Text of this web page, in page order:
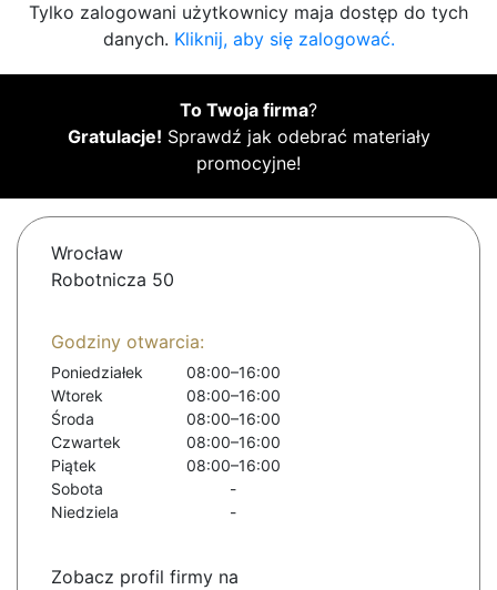
Tylko zalogowani użytkownicy maja dostęp do tych
danych. Kliknij, aby się zalogować.
To Twoja firma?
Gratulacje! Sprawdź jak odebrać materiały
promocyjne!
Wrocław
Robotnicza 50
Godziny otwarcia:
Poniedziałek
08:00–16:00
Wtorek
08:00–16:00
Środa
08:00–16:00
Czwartek
08:00–16:00
Piątek
08:00–16:00
Sobota
-
Niedziela
-
Zobacz profil firmy na